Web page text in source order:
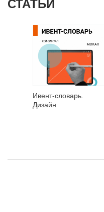
СТАТЬИ
Ивент-словарь.
Дизайн